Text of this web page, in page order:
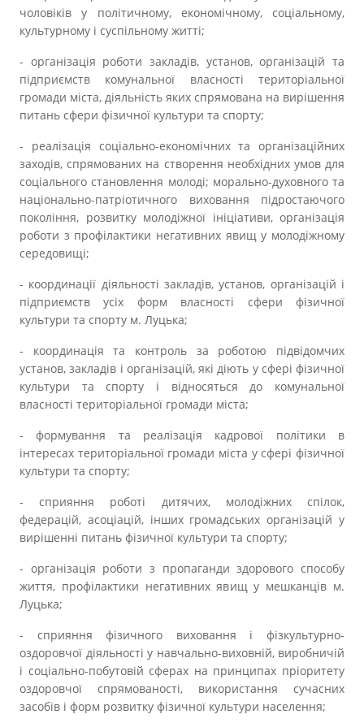
чоловіків у політичному, економічному, соціальному,
культурному і суспільному житті;
- організація роботи закладів, установ, організацій та
підприємств комунальної власності територіальної
громади міста, діяльність яких спрямована на вирішення
питань сфери фізичної культури та спорту;
- реалізація соціально-економічних та організаційних
заходів, спрямованих на створення необхідних умов для
соціального становлення молоді; морально-духовного та
національно-патріотичного виховання підростаючого
покоління, розвитку молодіжної ініціативи, організація
роботи з профілактики негативних явищ у молодіжному
середовищі;
- координації діяльності закладів, установ, організацій і
підприємств усіх форм власності сфери фізичної
культури та спорту м. Луцька;
- координація та контроль за роботою підвідомчих
установ, закладів і організацій, які діють у сфері фізичної
культури та спорту і відносяться до комунальної
власності територіальної громади міста;
- формування та реалізація кадрової політики в
інтересах територіальної громади міста у сфері фізичної
культури та спорту;
- сприяння роботі дитячих, молодіжних спілок,
федерацій, асоціацій, інших громадських організацій у
вирішенні питань фізичної культури та спорту;
- організація роботи з пропаганди здорового способу
життя, профілактики негативних явищ у мешканців м.
Луцька;
- сприяння фізичного виховання і фізкультурно-
оздоровчої діяльності у навчально-виховній, виробничій
і соціально-побутовій сферах на принципах пріоритету
оздоровчої спрямованості, використання сучасних
засобів і форм розвитку фізичної культури населення;